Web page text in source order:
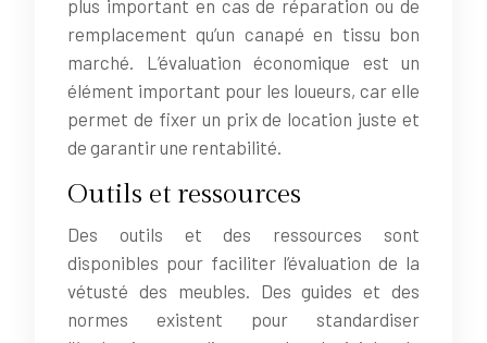
plus important en cas de réparation ou de
remplacement qu’un canapé en tissu bon
marché. L’évaluation économique est un
élément important pour les loueurs, car elle
permet de fixer un prix de location juste et
de garantir une rentabilité.
Outils et ressources
Des outils et des ressources sont
disponibles pour faciliter l’évaluation de la
vétusté des meubles. Des guides et des
normes existent pour standardiser